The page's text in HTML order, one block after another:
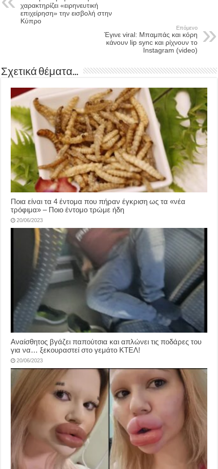
χαρακτηρίζει «ειρηνευτική
επιχείρηση» την εισβολή στην
Κύπρο
Επόμενο
Έγινε viral: Μπαμπάς και κόρη
κάνουν lip sync και ρίχνουν το
Instagram (video)
Σχετικά θέματα...
Ποια είναι τα 4 έντομα που πήραν έγκριση ως τα «νέα
τρόφιμα» – Ποιο έντομο τρώμε ήδη
20/06/2023
Αναίσθητος βγάζει παπούτσια και απλώνει τις ποδάρες του
για να… ξεκουραστεί στο γεμάτο ΚΤΕΛ!
20/06/2023